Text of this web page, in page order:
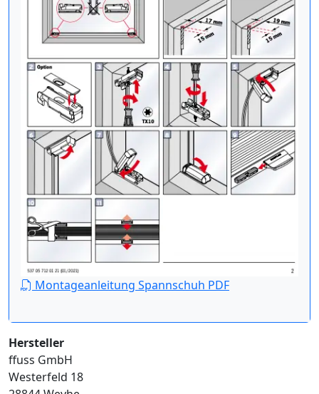
Montageanleitung Spannschuh PDF
Hersteller
ffuss GmbH
Westerfeld 18